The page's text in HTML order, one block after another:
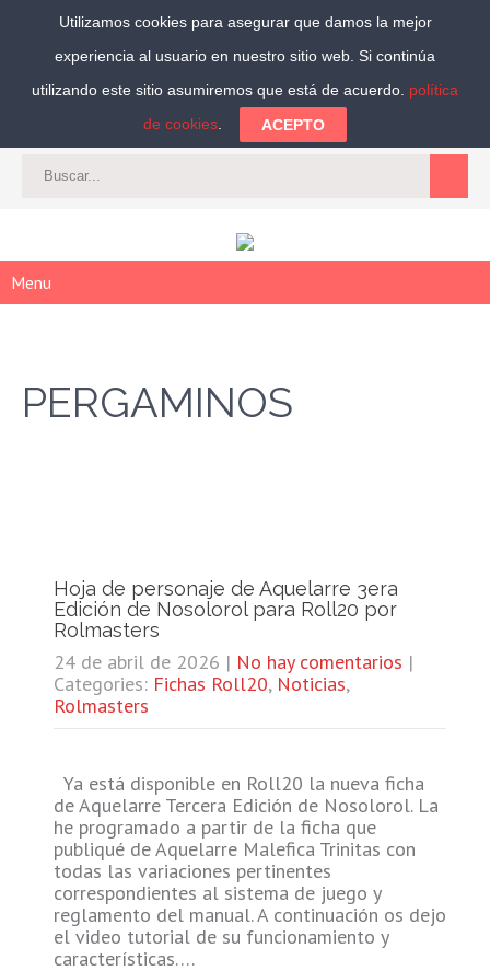
Síguenos:
CAT-ES| ACCEDER | REGISTRARSE
Menu
PERGAMINOS
Hoja de personaje de Aquelarre 3era
Edición de Nosolorol para Roll20 por
Rolmasters
24 de abril de 2026 | No hay comentarios |
Categories: Fichas Roll20, Noticias,
Rolmasters
Ya está disponible en Roll20 la nueva ficha
de Aquelarre Tercera Edición de Nosolorol. La
he programado a partir de la ficha que
publiqué de Aquelarre Malefica Trinitas con
todas las variaciones pertinentes
correspondientes al sistema de juego y
reglamento del manual. A continuación os dejo
el video tutorial de su funcionamiento y
características….
Utilizamos cookies para asegurar que damos la mejor
experiencia al usuario en nuestro sitio web. Si continúa
utilizando este sitio asumiremos que está de acuerdo. política
de cookies
ACEPTO